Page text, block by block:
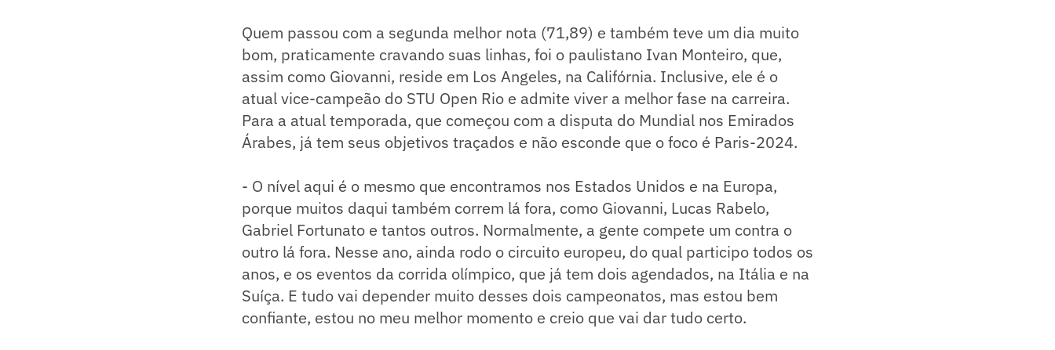
Quem passou com a segunda melhor nota (71,89) e também teve um dia muito
bom, praticamente cravando suas linhas, foi o paulistano Ivan Monteiro, que,
assim como Giovanni, reside em Los Angeles, na Califórnia. Inclusive, ele é o
atual vice-campeão do STU Open Rio e admite viver a melhor fase na carreira.
Para a atual temporada, que começou com a disputa do Mundial nos Emirados
Árabes, já tem seus objetivos traçados e não esconde que o foco é Paris-2024.
- O nível aqui é o mesmo que encontramos nos Estados Unidos e na Europa,
porque muitos daqui também correm lá fora, como Giovanni, Lucas Rabelo,
Gabriel Fortunato e tantos outros. Normalmente, a gente compete um contra o
outro lá fora. Nesse ano, ainda rodo o circuito europeu, do qual participo todos os
anos, e os eventos da corrida olímpico, que já tem dois agendados, na Itália e na
Suíça. E tudo vai depender muito desses dois campeonatos, mas estou bem
confiante, estou no meu melhor momento e creio que vai dar tudo certo.